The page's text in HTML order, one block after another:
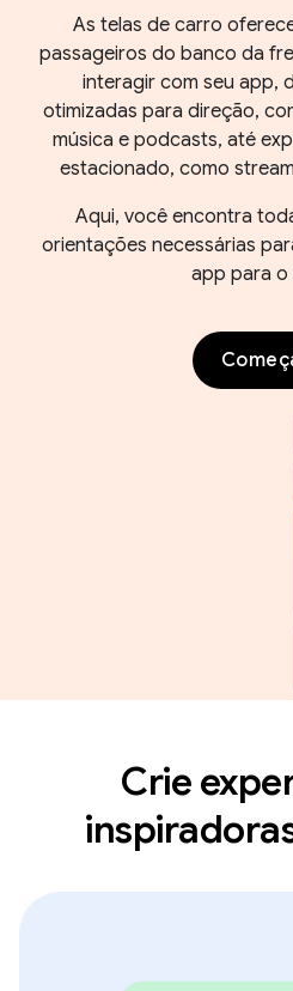
As telas de carro
passageiros do banco da
interagir com seu app,
otimizadas para direção,
música e podcasts, até
estacionado, como
Aqui, você encontra
orientações necessárias
app para o
Crie